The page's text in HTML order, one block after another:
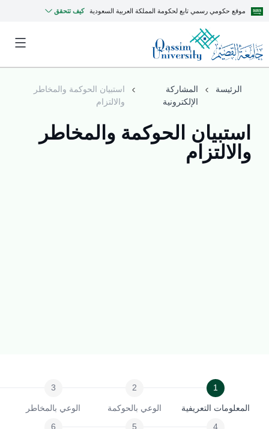
حكومي رسمي تابع لحكومة المملكة العربية السعودية كيف تتحقق
المشاركة
الإلكترونية
استبيان الحوكمة والمخاطر
والالتزام
الحوكمة والمخاطر
التعريفية الوعي بالحوكمة الوعي بالمخاطر